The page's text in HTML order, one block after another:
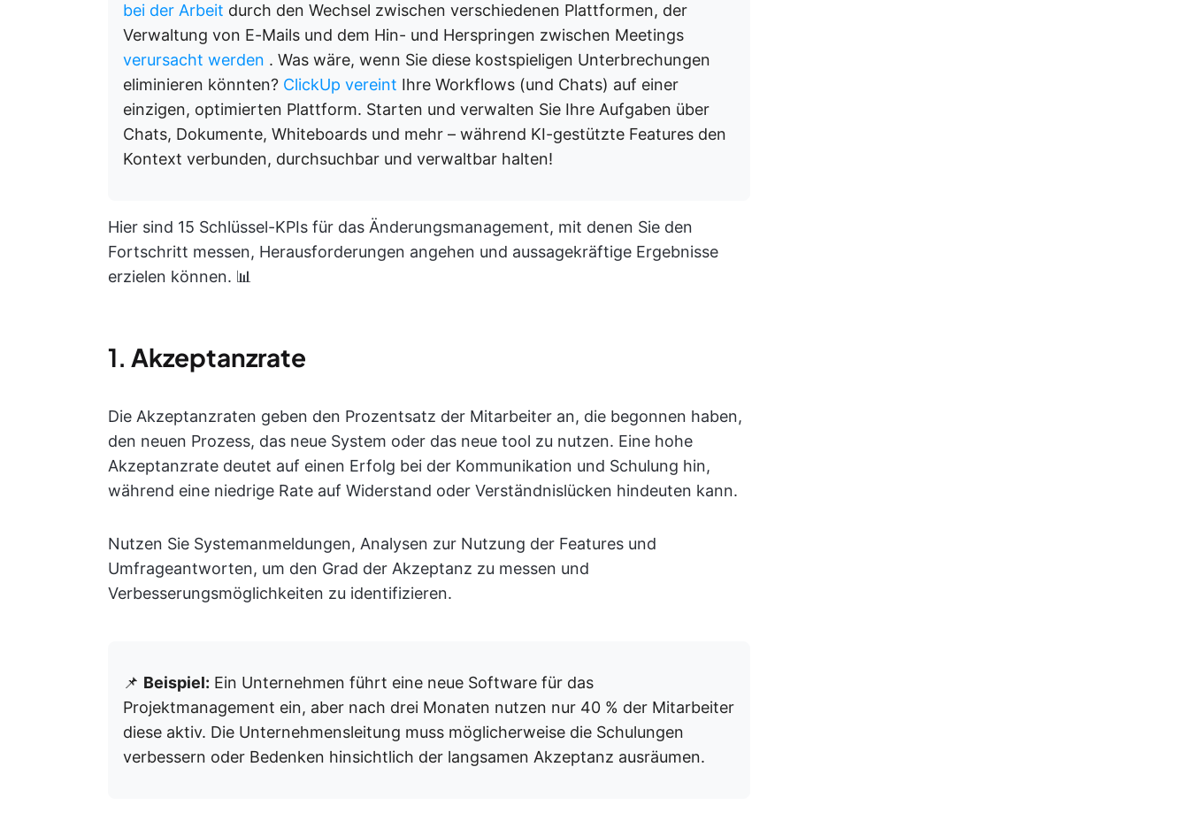
bei der Arbeit durch den Wechsel zwischen verschiedenen Plattformen, der
Verwaltung von E-Mails und dem Hin- und Herspringen zwischen Meetings
verursacht werden . Was wäre, wenn Sie diese kostspieligen Unterbrechungen
eliminieren könnten? ClickUp vereint Ihre Workflows (und Chats) auf einer
einzigen, optimierten Plattform. Starten und verwalten Sie Ihre Aufgaben über
Chats, Dokumente, Whiteboards und mehr – während KI-gestützte Features den
Kontext verbunden, durchsuchbar und verwaltbar halten!
Hier sind 15 Schlüssel-KPIs für das Änderungsmanagement, mit denen Sie den
Fortschritt messen, Herausforderungen angehen und aussagekräftige Ergebnisse
erzielen können. 📊
1. Akzeptanzrate
Die Akzeptanzraten geben den Prozentsatz der Mitarbeiter an, die begonnen haben,
den neuen Prozess, das neue System oder das neue tool zu nutzen. Eine hohe
Akzeptanzrate deutet auf einen Erfolg bei der Kommunikation und Schulung hin,
während eine niedrige Rate auf Widerstand oder Verständnislücken hindeuten kann.
Nutzen Sie Systemanmeldungen, Analysen zur Nutzung der Features und
Umfrageantworten, um den Grad der Akzeptanz zu messen und
Verbesserungsmöglichkeiten zu identifizieren.
📌 Beispiel: Ein Unternehmen führt eine neue Software für das
Projektmanagement ein, aber nach drei Monaten nutzen nur 40 % der Mitarbeiter
diese aktiv. Die Unternehmensleitung muss möglicherweise die Schulungen
verbessern oder Bedenken hinsichtlich der langsamen Akzeptanz ausräumen.